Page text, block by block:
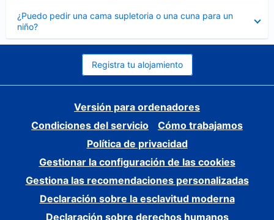
¿Puedo pedir una cama supletoria o una cuna para un
niño?
cerrado
Registra tu alojamiento
Versión para ordenadores
Condiciones del servicio
Cómo trabajamos
Política de privacidad
Gestionar la configuración de las cookies
Gestiona las recomendaciones personalizadas
Declaración sobre la esclavitud moderna
Declaración sobre derechos humanos